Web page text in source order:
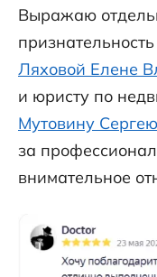
Выражаю
Ляховой Елене
и юристу по
Мутовину
за
внимательное